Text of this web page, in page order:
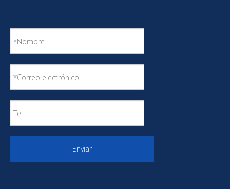
Astillero granelero multiusos personalizado para
cemento
Enviar